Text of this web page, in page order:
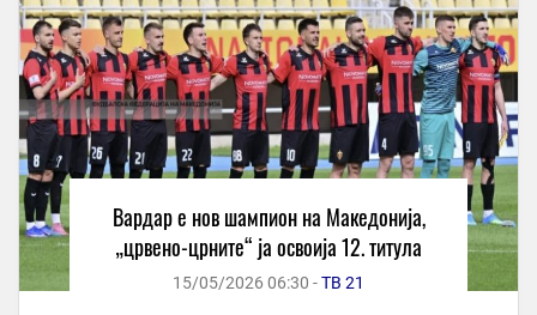
Вардар е нов шампион на Македонија,
„црвено-црните“ ја освоија 12. титула
15/05/2026 06:30 -ТВ 21